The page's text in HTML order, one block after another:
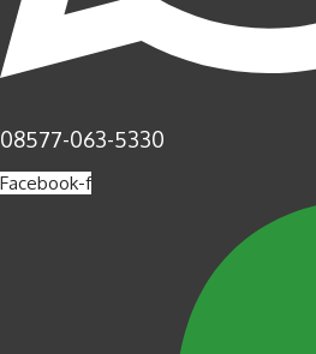
08577-063-5330
Facebook-f